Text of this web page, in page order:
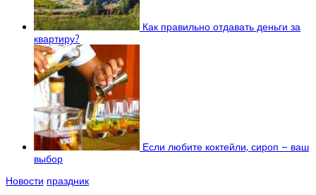
Как правильно отдавать деньги за
квартиру?
Если любите коктейли, сироп – ваш
выбор
Новости праздник